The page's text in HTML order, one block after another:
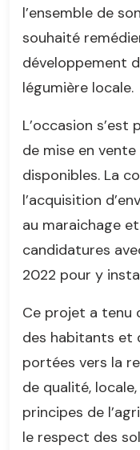
l’ensemble de
souhaité
développement
légumière locale.
L’occasion s’est
de mise en
disponibles. La
l’acquisition
au maraichage
candidatures
2022 pour y
Ce projet a tenu
des habitants et
portées vers la
de qualité,
principes de
le respect des